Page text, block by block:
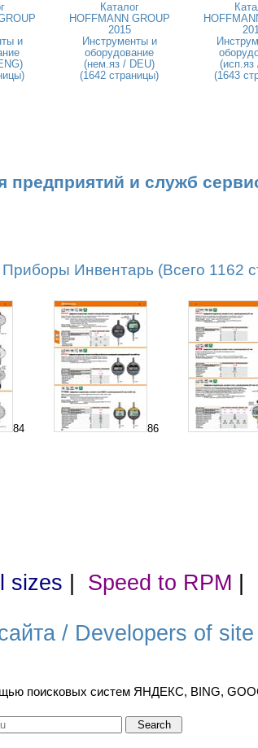
и
Каталог
HOFFMANN GROUP
2015
Инструменты и
оборудование
(нем.яз / DEU)
(1642 страницы)
(исп.яз
(1643
предприятий и служб
Инвентарь (Всего 1162
84 86
sizes Speed to RPM
/ Developers of site
поисковых систем ЯНДЕКС, BING,